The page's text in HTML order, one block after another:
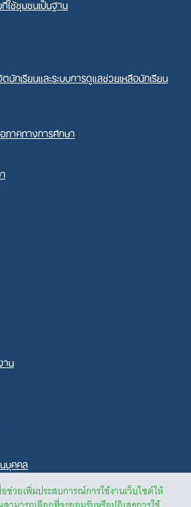
ช่วยเพิ่มประสบการณ์การใช้งานเว็บไซต์ให้
ช้ชุมชนเป็นฐาน
กเรียนและระบบการดูแลช่วยเหลือนักเรียน
ภาคทางการศึกษา
าน
บุคคล